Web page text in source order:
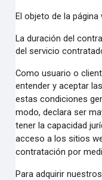
El objeto de la
La duración del
del servicio
Como usuario o
entender y aceptar
estascondiciones
modo, declara ser
tener la capacidad
acceso a los sitios
contratación por
Para adquirir